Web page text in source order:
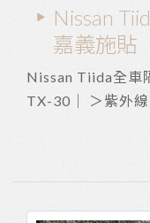
Nissan
嘉義施貼
Nissan Tiida全車
TX-30｜ ＞紫外